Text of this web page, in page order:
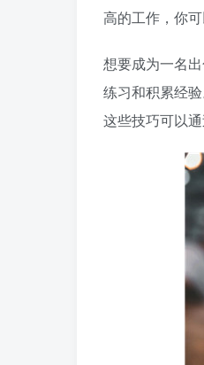
高的工作，你
想要成为一名
练习和积累经
这些技巧可以